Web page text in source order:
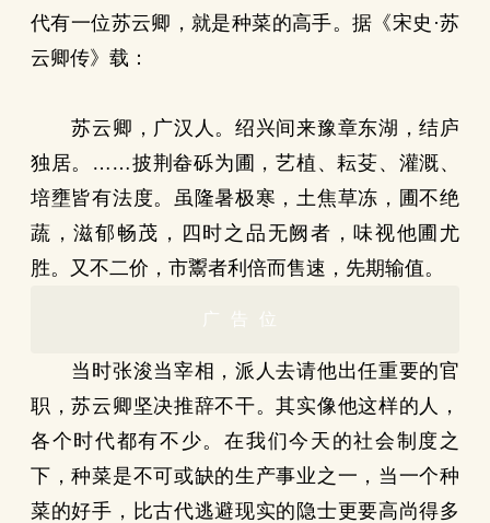
代有一位苏云卿，就是种菜的高手。据《宋史·苏
云卿传》载：
苏云卿，广汉人。绍兴间来豫章东湖，结庐
独居。……披荆畚砾为圃，艺植、耘芟、灌溉、
培壅皆有法度。虽隆暑极寒，土焦草冻，圃不绝
蔬，滋郁畅茂，四时之品无阙者，味视他圃尤
胜。又不二价，市鬻者利倍而售速，先期输值。
广告位
当时张浚当宰相，派人去请他出任重要的官
职，苏云卿坚决推辞不干。其实像他这样的人，
各个时代都有不少。在我们今天的社会制度之
下，种菜是不可或缺的生产事业之一，当一个种
菜的好手，比古代逃避现实的隐士更要高尚得多